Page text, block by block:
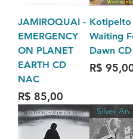
JAMIROQUAI -
EMERGENCY
ON PLANET
EARTH CD
NAC
Preço
R$ 85,00
Kotipelto
Waiting
Dawn
Preço
R$
Silver